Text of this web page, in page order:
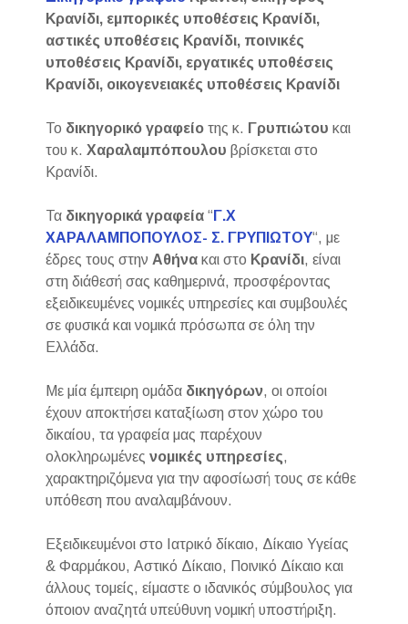
Κρανίδι, εμπορικές υποθέσεις Κρανίδι,
αστικές υποθέσεις Κρανίδι, ποινικές
υποθέσεις Κρανίδι, εργατικές υποθέσεις
Κρανίδι, οικογενειακές υποθέσεις Κρανίδι
Το δικηγορικό γραφείο της κ. Γρυπιώτου και
του κ.Χαραλαμπόπουλου βρίσκεται στο
Κρανίδι.
Τα δικηγορικά γραφεία “ Γ.Χ
ΧΑΡΑΛΑΜΠΟΠΟΥΛΟΣ- Σ. ΓΡΥΠΙΩΤΟΥ“, με
έδρες τους στην Αθήνα και στο Κρανίδι, είναι
στη διάθεσή σας καθημερινά, προσφέροντας
εξειδικευμένες νομικές υπηρεσίες και συμβουλές
σε φυσικά και νομικά πρόσωπα σε όλη την
Ελλάδα.
Με μία έμπειρη ομάδα δικηγόρων, οι οποίοι
έχουν αποκτήσει καταξίωση στον χώρο του
δικαίου, τα γραφεία μας παρέχουν
ολοκληρωμένεςνομικές υπηρεσίες,
χαρακτηριζόμενα για την αφοσίωσή τους σε κάθε
υπόθεση που αναλαμβάνουν.
Εξειδικευμένοι στο Ιατρικό δίκαιο, Δίκαιο Υγείας
& Φαρμάκου, Αστικό Δίκαιο, Ποινικό Δίκαιο και
άλλους τομείς, είμαστε ο ιδανικός σύμβουλος για
όποιον αναζητά υπεύθυνη νομική υποστήριξη.